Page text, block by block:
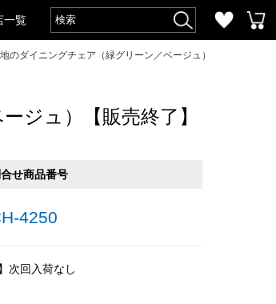
一覧
のダイニングチェア（緑グリーン／ベージュ）
ジュ）【販売終了】
せ商品番号
4250
次回入荷なし